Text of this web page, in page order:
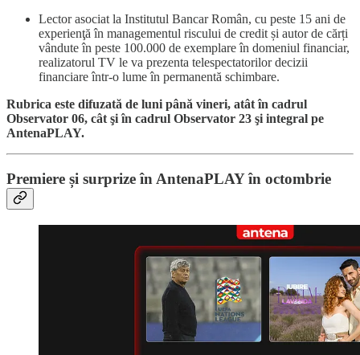
Lector asociat la Institutul Bancar Român, cu peste 15 ani de
experienţă în managementul riscului de credit și autor de cărți
vândute în peste 100.000 de exemplare în domeniul financiar,
realizatorul TV le va prezenta telespectatorilor decizii
financiare într-o lume în permanentă schimbare.
Rubrica este difuzată de luni până vineri, atât în cadrul
Observator 06, cât şi în cadrul Observator 23 şi integral pe
AntenaPLAY.
Premiere și surprize în AntenaPLAY în octombrie